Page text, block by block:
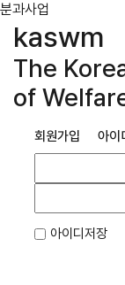
분과사업
kaswm
The
of
회원가입 아이
아이디저장